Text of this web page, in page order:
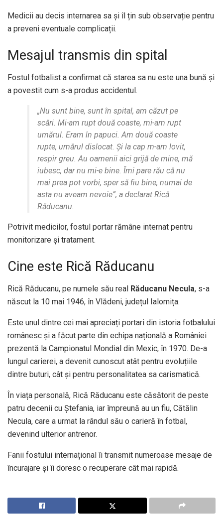
Medicii au decis internarea sa și îl țin sub observație pentru
a preveni eventuale complicații.
Mesajul transmis din spital
Fostul fotbalist a confirmat că starea sa nu este una bună și
a povestit cum s-a produs accidentul.
„Nu sunt bine, sunt în spital, am căzut pe
scări. Mi-am rupt două coaste, mi-am rupt
umărul. Eram în papuci. Am două coaste
rupte, umărul dislocat. Și la cap m-am lovit,
respir greu. Au oamenii aici grijă de mine, mă
iubesc, dar nu mi-e bine. Îmi pare rău că nu
mai prea pot vorbi, sper să fiu bine, numai de
asta nu aveam nevoie”, a declarat Rică
Răducanu.
Potrivit medicilor, fostul portar rămâne internat pentru
monitorizare și tratament.
Cine este Rică Răducanu
Rică Răducanu, pe numele său real Răducanu Necula, s-a
născut la 10 mai 1946, în Vlădeni, județul Ialomița.
Este unul dintre cei mai apreciați portari din istoria fotbalului
românesc și a făcut parte din echipa națională a României
prezentă la Campionatul Mondial din Mexic, în 1970. De-a
lungul carierei, a devenit cunoscut atât pentru evoluțiile
dintre buturi, cât și pentru personalitatea sa carismatică.
În viața personală, Rică Răducanu este căsătorit de peste
patru decenii cu Ștefania, iar împreună au un fiu, Cătălin
Necula, care a urmat la rândul său o carieră în fotbal,
devenind ulterior antrenor.
Fanii fostului internațional îi transmit numeroase mesaje de
încurajare și îi doresc o recuperare cât mai rapidă.